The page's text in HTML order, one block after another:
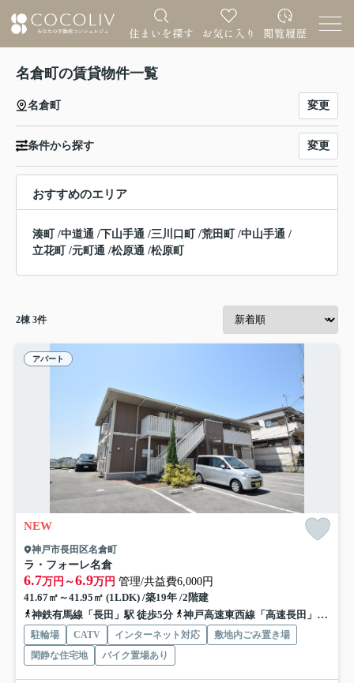
名倉町の賃貸物件一覧
名倉町 変更
条件から探す 変更
おすすめのエリア
湊町/中道通 /下山手通 /三川口町/荒田町/中山手通 /
立花町/元町通 /松原通 /松原町
2棟 3件
アパート
NEW
神戸市長田区名倉町
ラ・フォーレ名倉
6.7万円～6.9万円 管理/共益費6,000円
41.67㎡～41.95㎡ (1LDK) /築19年 /2階建
神鉄有馬線「長田」駅 徒歩5分
神戸高速東西線「高速長田」駅 徒歩20分
駐輪場 CATV インターネット対応
敷地内ごみ置き場
閑静な住宅地
バイク置場あり